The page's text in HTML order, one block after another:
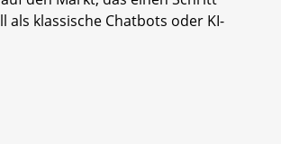
als klassische Chatbots oder KI-